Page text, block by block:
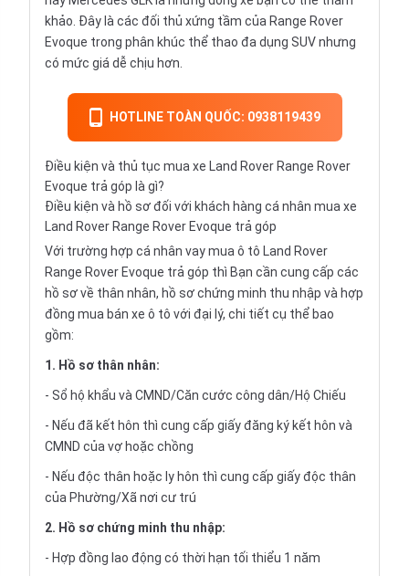
khảo. Đây là các đối thủ xứng tầm của Range Rover
Evoque trong phân khúc thể thao đa dụng SUV nhưng
có mức giá dễ chịu hơn.
HOTLINE TOÀN QUỐC: 0938119439
Điều kiện và thủ tục mua xe Land Rover Range Rover
Evoque trả góp là gì?
Điều kiện và hồ sơ đối với khách hàng cá nhân mua xe
Land Rover Range Rover Evoque trả góp
Với trường hợp cá nhân vaymua ô tô Land Rover
Range Rover Evoque trả góp thì Bạn cần cung cấp các
hồ sơ về thân nhân, hồ sơ chứng minh thu nhập và hợp
đồng mua bán xe ô tô với đại lý, chi tiết cụ thể bao
gồm:
1. Hồ sơ thân nhân:
- Sổ hộ khẩu và CMND/Căn cước công dân/Hộ Chiếu
- Nếu đã kết hôn thì cung cấp giấy đăng ký kết hôn và
CMND của vợ hoặc chồng
- Nếu độc thân hoặc ly hôn thì cung cấp giấy độc thân
của Phường/Xã nơi cư trú
2. Hồ sơ chứng minh thu nhập:
- Hợp đồng lao động có thời hạn tối thiểu 1 năm